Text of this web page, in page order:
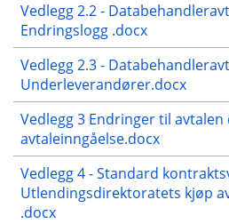
Vedlegg 2.2 -
Endringslogg .docx
Vedlegg 2.3 -
Underleverandører.docx
Vedlegg 3 Endringer til
avtaleinngåelse.docx
Vedlegg 4 - Standard
Utlendingsdirektoratets kjøp
.docx